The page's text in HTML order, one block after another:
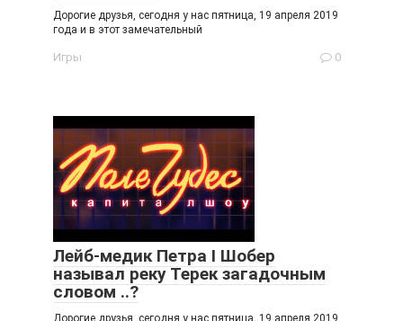
Дорогие друзья, сегодня у нас пятница, 19 апреля 2019
года и в этот замечательный
Игры 0
Лейб-медик Петра I Шобер
называл реку Терек загадочным
словом ..?
Дорогие друзья, сегодня у нас пятница, 19 апреля 2019